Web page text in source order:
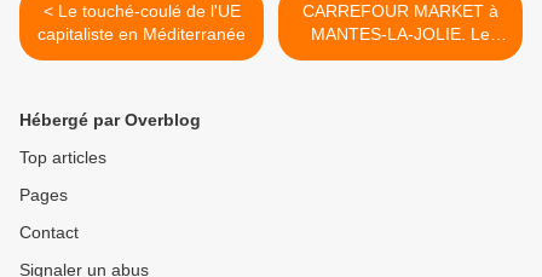
< Le touché-coulé de l'UE
capitaliste en Méditerranée
CARREFOUR MARKET à
MANTES-LA-JOLIE. Le
soutien renouvelé des
Hébergé par Overblog
Top articles
Pages
Contact
Signaler un abus